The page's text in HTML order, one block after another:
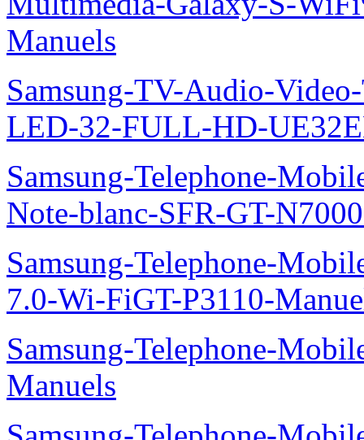
Manuels
Samsung-TV-Audio-
LED-32-FULL-HD-
Samsung-Telephone-
Note-blanc-SFR-GT-
Samsung-Telephone-
7.0-Wi-FiGT-P3110-
Samsung-Telephone-
Manuels